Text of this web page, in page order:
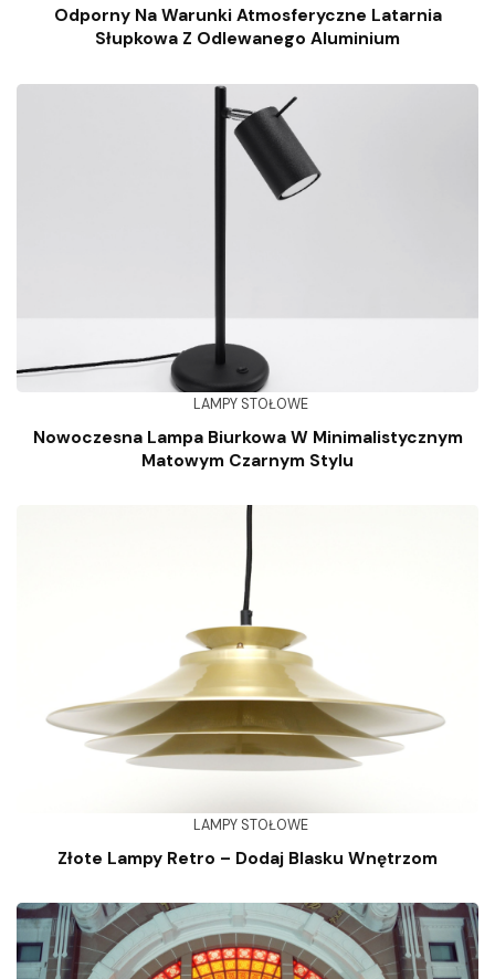
Odporny Na Warunki Atmosferyczne Latarnia
Słupkowa Z Odlewanego Aluminium
LAMPY STOŁOWE
Nowoczesna Lampa Biurkowa W Minimalistycznym
Matowym Czarnym Stylu
LAMPY STOŁOWE
Złote Lampy Retro – Dodaj Blasku Wnętrzom